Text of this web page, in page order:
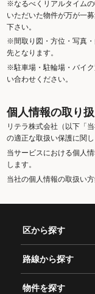
※なるべくリアルタイム
いただいた物件が万が一
下さい。
※間取り図・方位・写真
先となります。
※駐車場・駐輪場・バイ
い合わせください。
個人情報の取り
リテラ株式会社（以下「
の適正な取扱い保護に関
当サービスにおける個人
します。
当社の個人情報の取扱い
区から探す
路線から探す
物件を探す